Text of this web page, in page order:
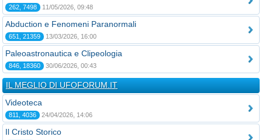
262, 7498 11/05/2026, 09:48
Abduction e Fenomeni Paranormali
651, 21359 13/03/2026, 16:00
Paleoastronautica e Clipeologia
846, 18360 30/06/2026, 00:43
IL MEGLIO DI UFOFORUM.IT
Videoteca
811, 4036 24/04/2026, 14:06
Il Cristo Storico